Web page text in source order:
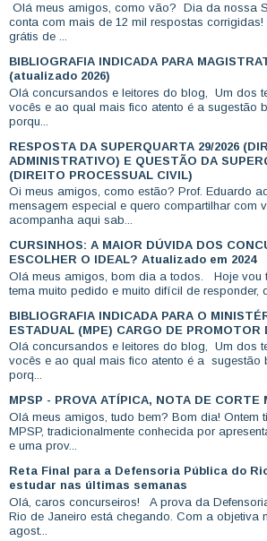
Olá meus amigos, como vão? Dia da nossa
conta com mais de 12 mil respostas
grátis de ...
BIBLIOGRAFIA INDICADA PARA
(atualizado 2026)
Olá concursandos e leitores do blog, Um dos
vocês e ao qual mais fico atento é a sugestão
porqu...
RESPOSTA DA SUPERQUARTA 29/2026
ADMINISTRATIVO) E QUESTÃO DA
(DIREITO PROCESSUAL CIVIL)
Oi meus amigos, como estão? Prof. Eduardo
mensagem especial e quero compartilhar com
acompanha aqui sab...
CURSINHOS: A MAIOR DÚVIDA DOS
ESCOLHER O IDEAL? Atualizado em 2024
Olá meus amigos, bom dia a todos. Hoje vou
tema muito pedido e muito difícil de responder,
BIBLIOGRAFIA INDICADA PARA O
ESTADUAL (MPE) CARGO DE PROMOTOR
Olá concursandos e leitores do blog, Um dos
vocês e ao qual mais fico atento é a sugestão
porq...
MPSP - PROVA ATÍPICA, NOTA DE CORTE
Olá meus amigos, tudo bem? Bom dia! Ontem
MPSP, tradicionalmente conhecida por
e uma prov...
Reta Final para a Defensoria Pública do
estudar nas últimas semanas
Olá, caros concurseiros! A prova da
Rio de Janeiro está chegando. Com a objetiva
agost...